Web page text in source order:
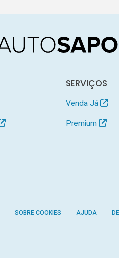
SERVIÇOS
Venda Já
Premium
SOBRE COOKIES AJUDA